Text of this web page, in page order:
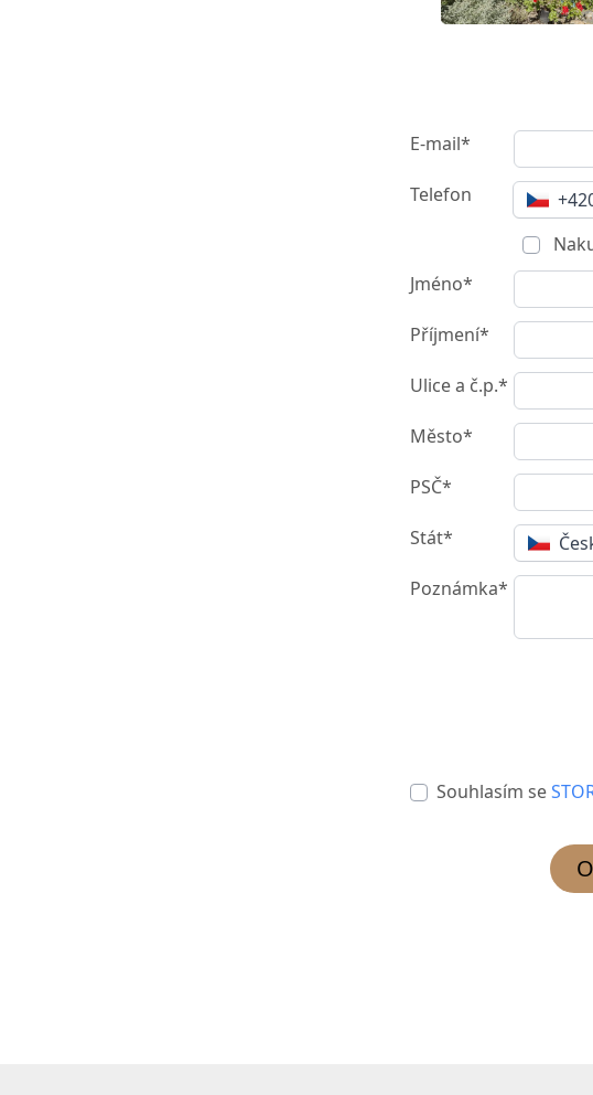
E-mail*
Telefon
Jméno*
Příjmení*
Ulice a č.p.*
Město*
PSČ*
Stát*
Poznámka*
Souhlasím se